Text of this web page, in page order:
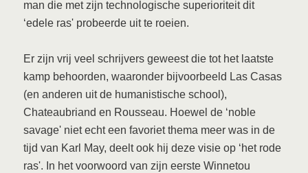
man die met zijn technologische superioriteit dit
‘edele ras' probeerde uit te roeien.
Er zijn vrij veel schrijvers geweest die tot het laatste
kamp behoorden, waaronder bijvoorbeeld Las Casas
(en anderen uit de humanistische school),
Chateaubriand en Rousseau. Hoewel de ‘noble
savage' niet echt een favoriet thema meer was in de
tijd van Karl May, deelt ook hij deze visie op ‘het rode
ras'. In het voorwoord van zijn eerste Winnetou